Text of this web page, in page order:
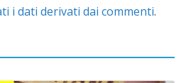
i dati derivati dai commenti.